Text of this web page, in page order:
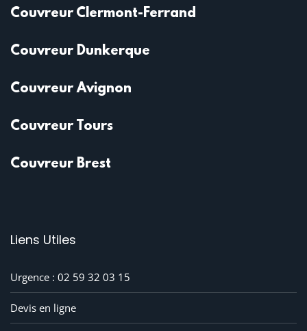
Couvreur Clermont-Ferrand
Couvreur Dunkerque
Couvreur Avignon
Couvreur Tours
Couvreur Brest
Liens Utiles
Urgence : 02 59 32 03 15
Devis en ligne